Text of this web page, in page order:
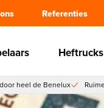
Referenties
Heftrucks
heel de Benelux